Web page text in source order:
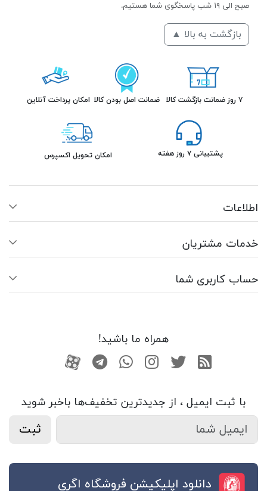
صبح الی ۱۹ شب پاسخگوی شما هستیم.
بازگشت به بالا ▲
۷ روز ضمانت بازگشت کالا ضمانت اصل بودن کالا امکان پرداخت آنلاین
پشتیبانی ۷ روز هفته امکان تحویل اکسپرس
اطلاعات
خدمات مشتریان
حساب کاربری شما
همراه ما باشید!
RSS توییتراینستاگرام
واتساپتلگرامآپارات
با ثبت ایمیل ، از جدید‌ترین تخفیف‌ها با‌خبر شوید
ثبت
دانلود اپلیکیشن فروشگاه اگری